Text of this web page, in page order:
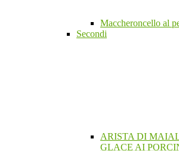
Maccheroncello al
Secondi
ARISTA DI
GLACE AI